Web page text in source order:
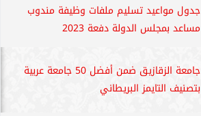
جدول مواعيد تسليم ملفات وظيفة مندوب
مساعد بمجلس الدولة دفعة 2023
جامعة الزقازيق ضمن أفضل 50 جامعة عربية
بتصنيف التايمز البريطاني